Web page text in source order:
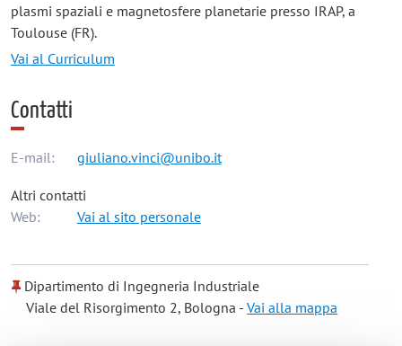
plasmi spaziali e magnetosfere planetarie presso IRAP, a
Toulouse (FR).
Vai al Curriculum
Contatti
E-mail: giuliano.vinci@unibo.it
Altri contatti
Web:
Vai al sito personale
Dipartimento di Ingegneria Industriale
Viale del Risorgimento 2, Bologna -Vai alla mappa